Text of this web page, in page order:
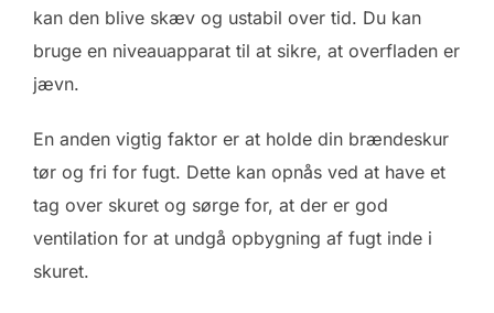
kan den blive skæv og ustabil over tid. Du kan
bruge en niveauapparat til at sikre, at overfladen er
jævn.
En anden vigtig faktor er at holde din brændeskur
tør og fri for fugt. Dette kan opnås ved at have et
tag over skuret og sørge for, at der er god
ventilation for at undgå opbygning af fugt inde i
skuret.